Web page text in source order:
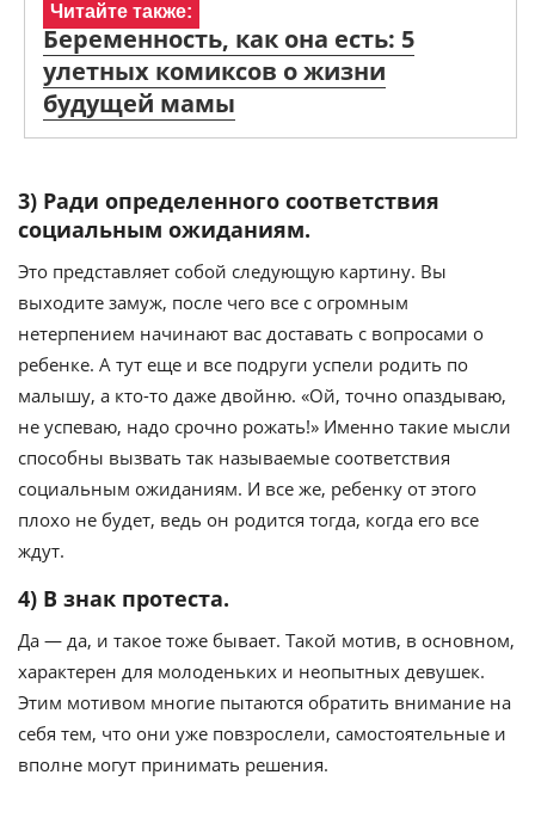
Читайте также:
Беременность, как она есть: 5
улетных комиксов о жизни
будущей мамы
3) Ради определенного соответствия
социальным ожиданиям.
Это представляет собой следующую картину. Вы
выходите замуж, после чего все с огромным
нетерпением начинают вас доставать с вопросами о
ребенке. А тут еще и все подруги успели родить по
малышу, а кто-то даже двойню. «Ой, точно опаздываю,
не успеваю, надо срочно рожать!» Именно такие мысли
способны вызвать так называемые соответствия
социальным ожиданиям. И все же, ребенку от этого
плохо не будет, ведь он родится тогда, когда его все
ждут.
4) В знак протеста.
Да — да, и такое тоже бывает. Такой мотив, в основном,
характерен для молоденьких и неопытных девушек.
Этим мотивом многие пытаются обратить внимание на
себя тем, что они уже повзрослели, самостоятельные и
вполне могут принимать решения.